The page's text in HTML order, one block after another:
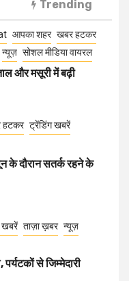
Trending
आपका शहर खबर हटकर
न्यूज़ सोशल मीडिया वायरल
और मसूरी में बढ़ी
हटकर ट्रेंडिंग खबरें
के दौरान सतर्क रहने के
खबरें ताज़ा ख़बर न्यूज़
से जिम्मेदारी